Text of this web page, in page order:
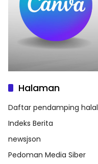
Halaman
Daftar pendamping halal
Indeks Berita
newsjson
Pedoman Media Siber